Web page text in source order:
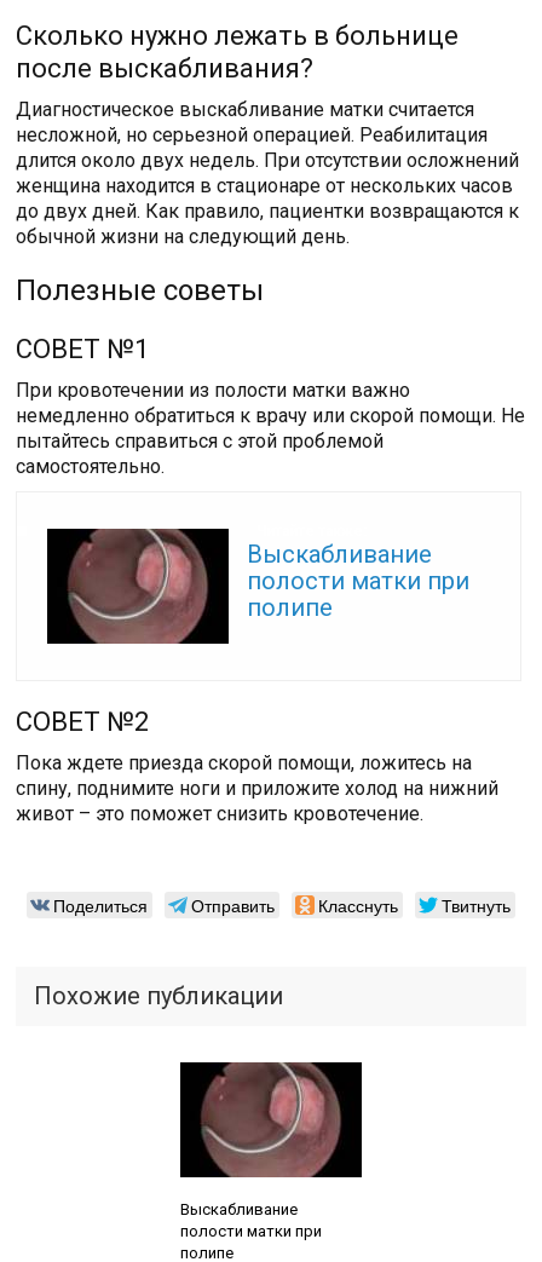
Сколько нужно лежать в больнице
после выскабливания?
Диагностическое выскабливание матки считается
несложной, но серьезной операцией. Реабилитация
длится около двух недель. При отсутствии осложнений
женщина находится в стационаре от нескольких часов
до двух дней. Как правило, пациентки возвращаются к
обычной жизни на следующий день.
Полезные советы
СОВЕТ №1
При кровотечении из полости матки важно
немедленно обратиться к врачу или скорой помощи. Не
пытайтесь справиться с этой проблемой
самостоятельно.
Выскабливание
полости матки при
полипе
СОВЕТ №2
Пока ждете приезда скорой помощи, ложитесь на
спину, поднимите ноги и приложите холод на нижний
живот – это поможет снизить кровотечение.
Поделиться Отправить Класснуть Твитнуть
Похожие публикации
Выскабливание
полости матки при
полипе